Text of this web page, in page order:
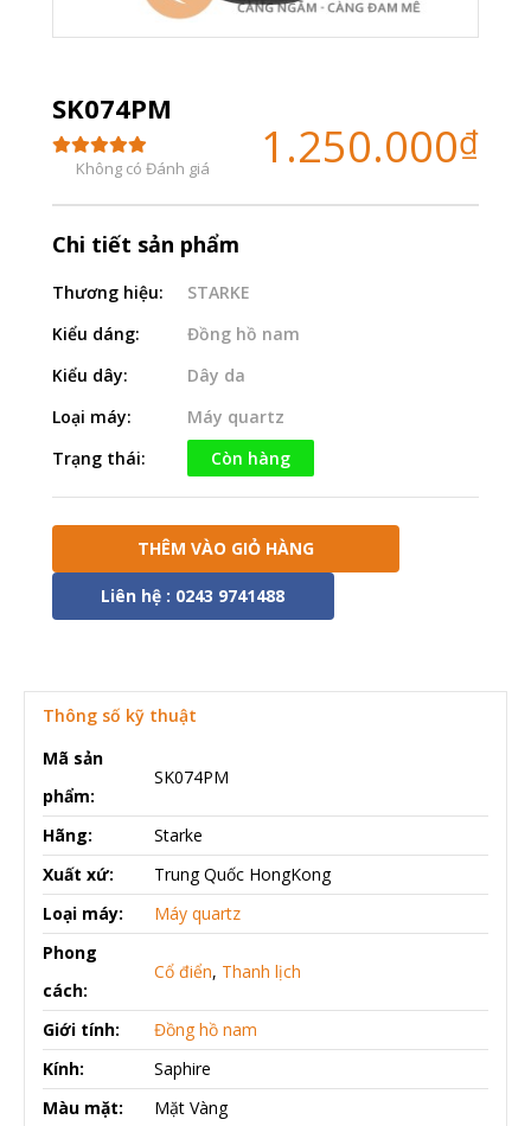
SK074PM
Không có Đánh giá 1.250.000₫
Chi tiết sản phẩm
Thương hiệu:
STARKE
Kiểu dáng:
Đồng hồ nam
Kiểu dây:
Dây da
Loại máy:
Máy quartz
Trạng thái:
Còn hàng
THÊM VÀO GIỎ HÀNG
Liên hệ : 0243 9741488
Thông số kỹ thuật
Mã sản
phẩm:
SK074PM
Hãng:
Starke
Xuất xứ:
Trung Quốc HongKong
Loại máy:
Máy quartz
Phong
cách:
Cổ điển, Thanh lịch
Giới tính:
Đồng hồ nam
Kính:
Saphire
Màu mặt:
Mặt Vàng